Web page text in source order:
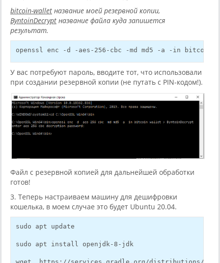
bitcoin-wallet название моей резервной копии,
ByntoinDecrypt название файла куда запишется
результат.
openssl enc -d -aes-256-cbc -md md5 -a -in bitcoin-
У вас потребуют пароль, вводите тот, что использовали
при создании резервной копии (не путать с PIN-кодом!).
Файл с резервной копией для дальнейшей обработки
готов!
3. Теперь настраиваем машину для дешифровки
кошелька, в моем случае это будет Ubuntu 20.04.
sudo apt update
sudo apt install openjdk-8-jdk